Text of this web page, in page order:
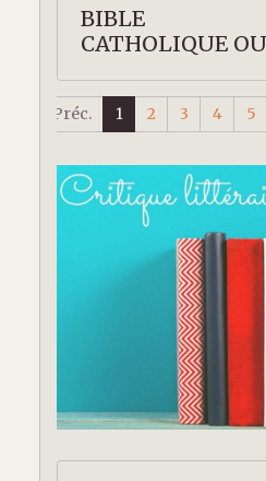
BIBLE
CATHOLIQUE OU
Préc. 1 2 3 4 5